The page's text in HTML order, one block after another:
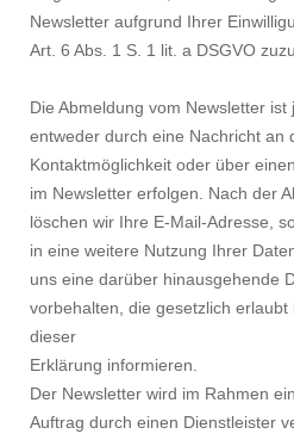
Newsletter aufgrund Ihrer
Art. 6 Abs. 1 S. 1 lit. a DSGVO
Die Abmeldung vom Newsletter
entweder durch eine Nachricht an
Kontaktmöglichkeit oder über
im Newsletter erfolgen. Nach der
löschen wir Ihre E-Mail-Adresse,
in eine weitere Nutzung Ihrer
uns eine darüber hinausgehende
vorbehalten, die gesetzlich
dieser
Erklärung informieren.
Der Newsletter wird im Rahmen
Auftrag durch einen Dienstleister